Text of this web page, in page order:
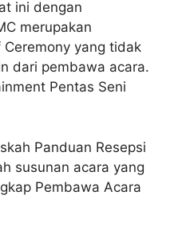
ini dengan
merupakan
yang tidak
dari pembawa acara.
Pentas Seni
Panduan Resepsi
susunan acara yang
Pembawa Acara